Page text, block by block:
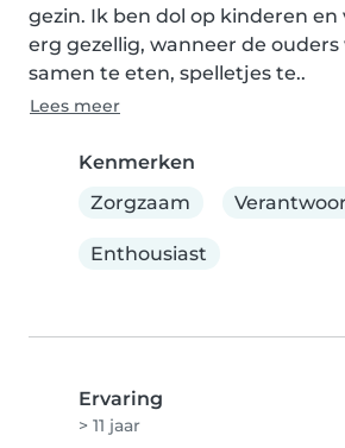
gezin. Ik ben dol op kinderen
erg gezellig, wanneer de ouders
samen te eten, spelletjes te..
Lees meer
Kenmerken
Zorgzaam
Enthousiast
Ervaring
> 11 jaar